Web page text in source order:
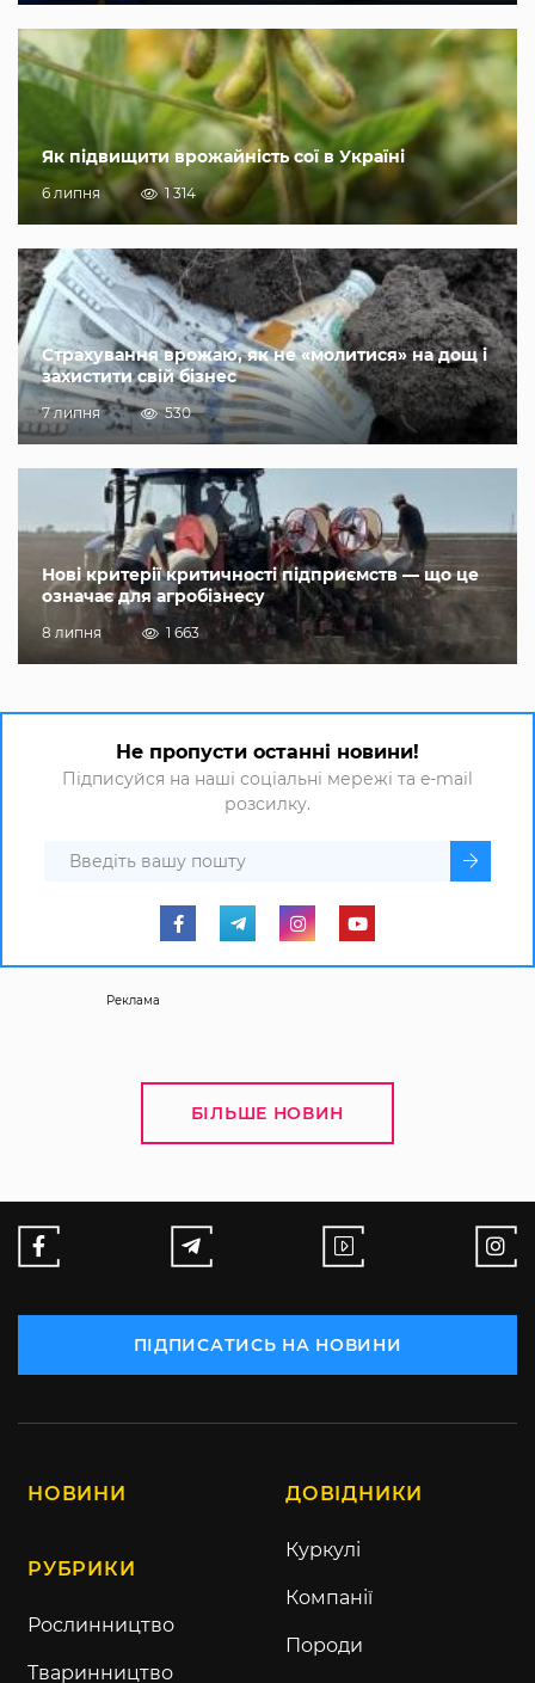
Як підвищити врожайність сої в Україні
6 липня 1 314
Страхування врожаю, як не «молитися» на дощ і
захистити свій бізнес
7 липня 530
Нові критерії критичності підприємств — що це
означає для агробізнесу
8 липня 1 663
Не пропусти останні новини!
Підписуйся на наші соціальні мережі та e-mail
розсилку.
Реклама
БІЛЬШЕ НОВИН
ПІДПИСАТИСЬ НА НОВИНИ
НОВИНИ
РУБРИКИ
Рослинництво
Тваринництво
ДОВІДНИКИ
Куркулі
Компанії
Породи